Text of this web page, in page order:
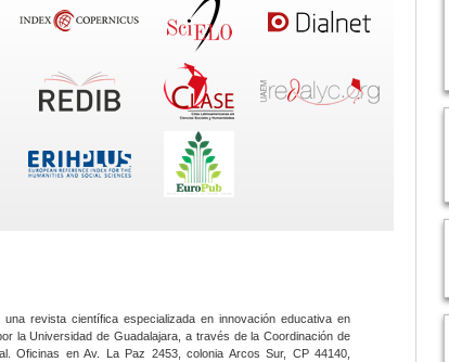
revista científica especializada en innovación educativa en
la Universidad de Guadalajara, a través de la Coordinación de
Oficinas en Av. La Paz 2453, colonia Arcos Sur, CP 44140,